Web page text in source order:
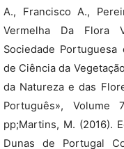
A., Francisco A.,
Vermelha Da Flora
Sociedade
de Ciência da
da Natureza e das
Português», Volume
pp;Martins, M. (2016).
Dunas de Portugal